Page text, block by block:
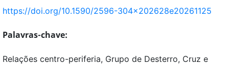
https://doi.org/10.1590/2596-304x202628e20261125
Palavras-chave:
Relações centro-periferia, Grupo de Desterro, Cruz e